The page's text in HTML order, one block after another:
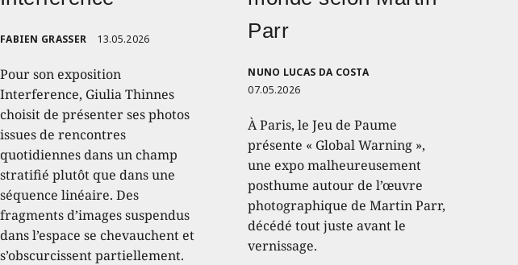
FABIEN GRASSER 13.05.2026
Pour son exposition
Interference, Giulia Thinnes
choisit de présenter ses photos
issues de rencontres
quotidiennes dans un champ
stratifié plutôt que dans une
séquence linéaire. Des
fragments d’images suspendus
dans l’espace se chevauchent et
s’obscurcissent partiellement.
Parr
NUNO LUCAS DA COSTA
07.05.2026
À Paris, le Jeu de Paume
présente « Global Warning »,
une expo malheureusement
posthume autour de l’œuvre
photographique de Martin Parr,
décédé tout juste avant le
vernissage.